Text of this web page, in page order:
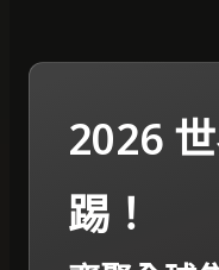
2026
踢！